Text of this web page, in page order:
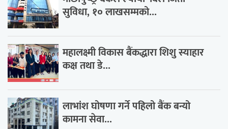
सुविधा, १० लाखसम्मको...
महालक्ष्मी विकास बैंकद्धारा शिशु स्याहार
कक्ष तथा डे...
लाभांश घोषणा गर्ने पहिलो बैंक बन्यो
कामना सेवा...